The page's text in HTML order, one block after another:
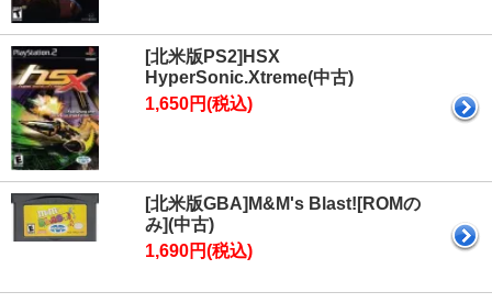
[北米版PS2]HSX
HyperSonic.Xtreme(中古)
1,650円(税込)
[北米版GBA]M&M's Blast![ROMの
み](中古)
1,690円(税込)